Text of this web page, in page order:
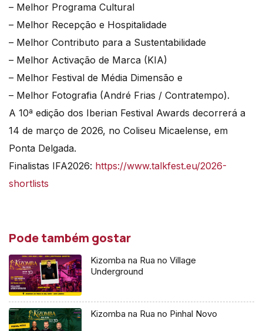
– Melhor Programa Cultural
– Melhor Recepção e Hospitalidade
– Melhor Contributo para a Sustentabilidade
– Melhor Activação de Marca (KIA)
– Melhor Festival de Média Dimensão e
– Melhor Fotografia (André Frias / Contratempo).
A 10ª edição dos Iberian Festival Awards decorrerá a
14 de março de 2026, no Coliseu Micaelense, em
Ponta Delgada.
Finalistas IFA2026: https://www.talkfest.eu/2026-
shortlists
Pode também gostar
Kizomba na Rua no Village
Underground
Kizomba na Rua no Pinhal Novo